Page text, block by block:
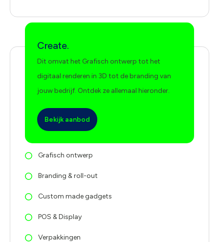
Create.
Dit omvat het Grafisch ontwerp tot het
digitaal renderen in 3D tot de branding van
jouw bedrijf. Ontdek ze allemaal hieronder.
Bekijk aanbod
Grafisch ontwerp
Branding & roll-out
Custom made gadgets
POS & Display
Verpakkingen